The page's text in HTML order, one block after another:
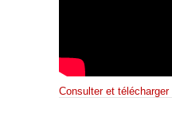
Consulter et